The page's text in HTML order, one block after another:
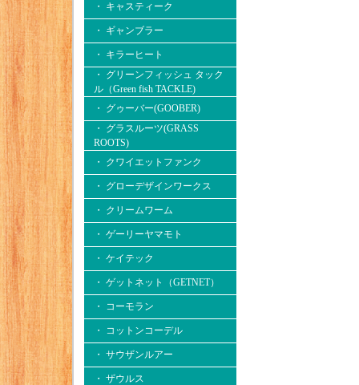
・ キャスティーク
・ ギャンブラー
・ キラーヒート
・ グリーンフィッシュ タック
ル（Green fish TACKLE)
・ グゥーバー(GOOBER)
・ グラスルーツ(GRASS
ROOTS)
・ クワイエットファンク
・ グローデザインワークス
・ クリームワーム
・ ゲーリーヤマモト
・ ケイテック
・ ゲットネット（GETNET）
・ コーモラン
・ コットンコーデル
・ サウザンルアー
・ ザウルス